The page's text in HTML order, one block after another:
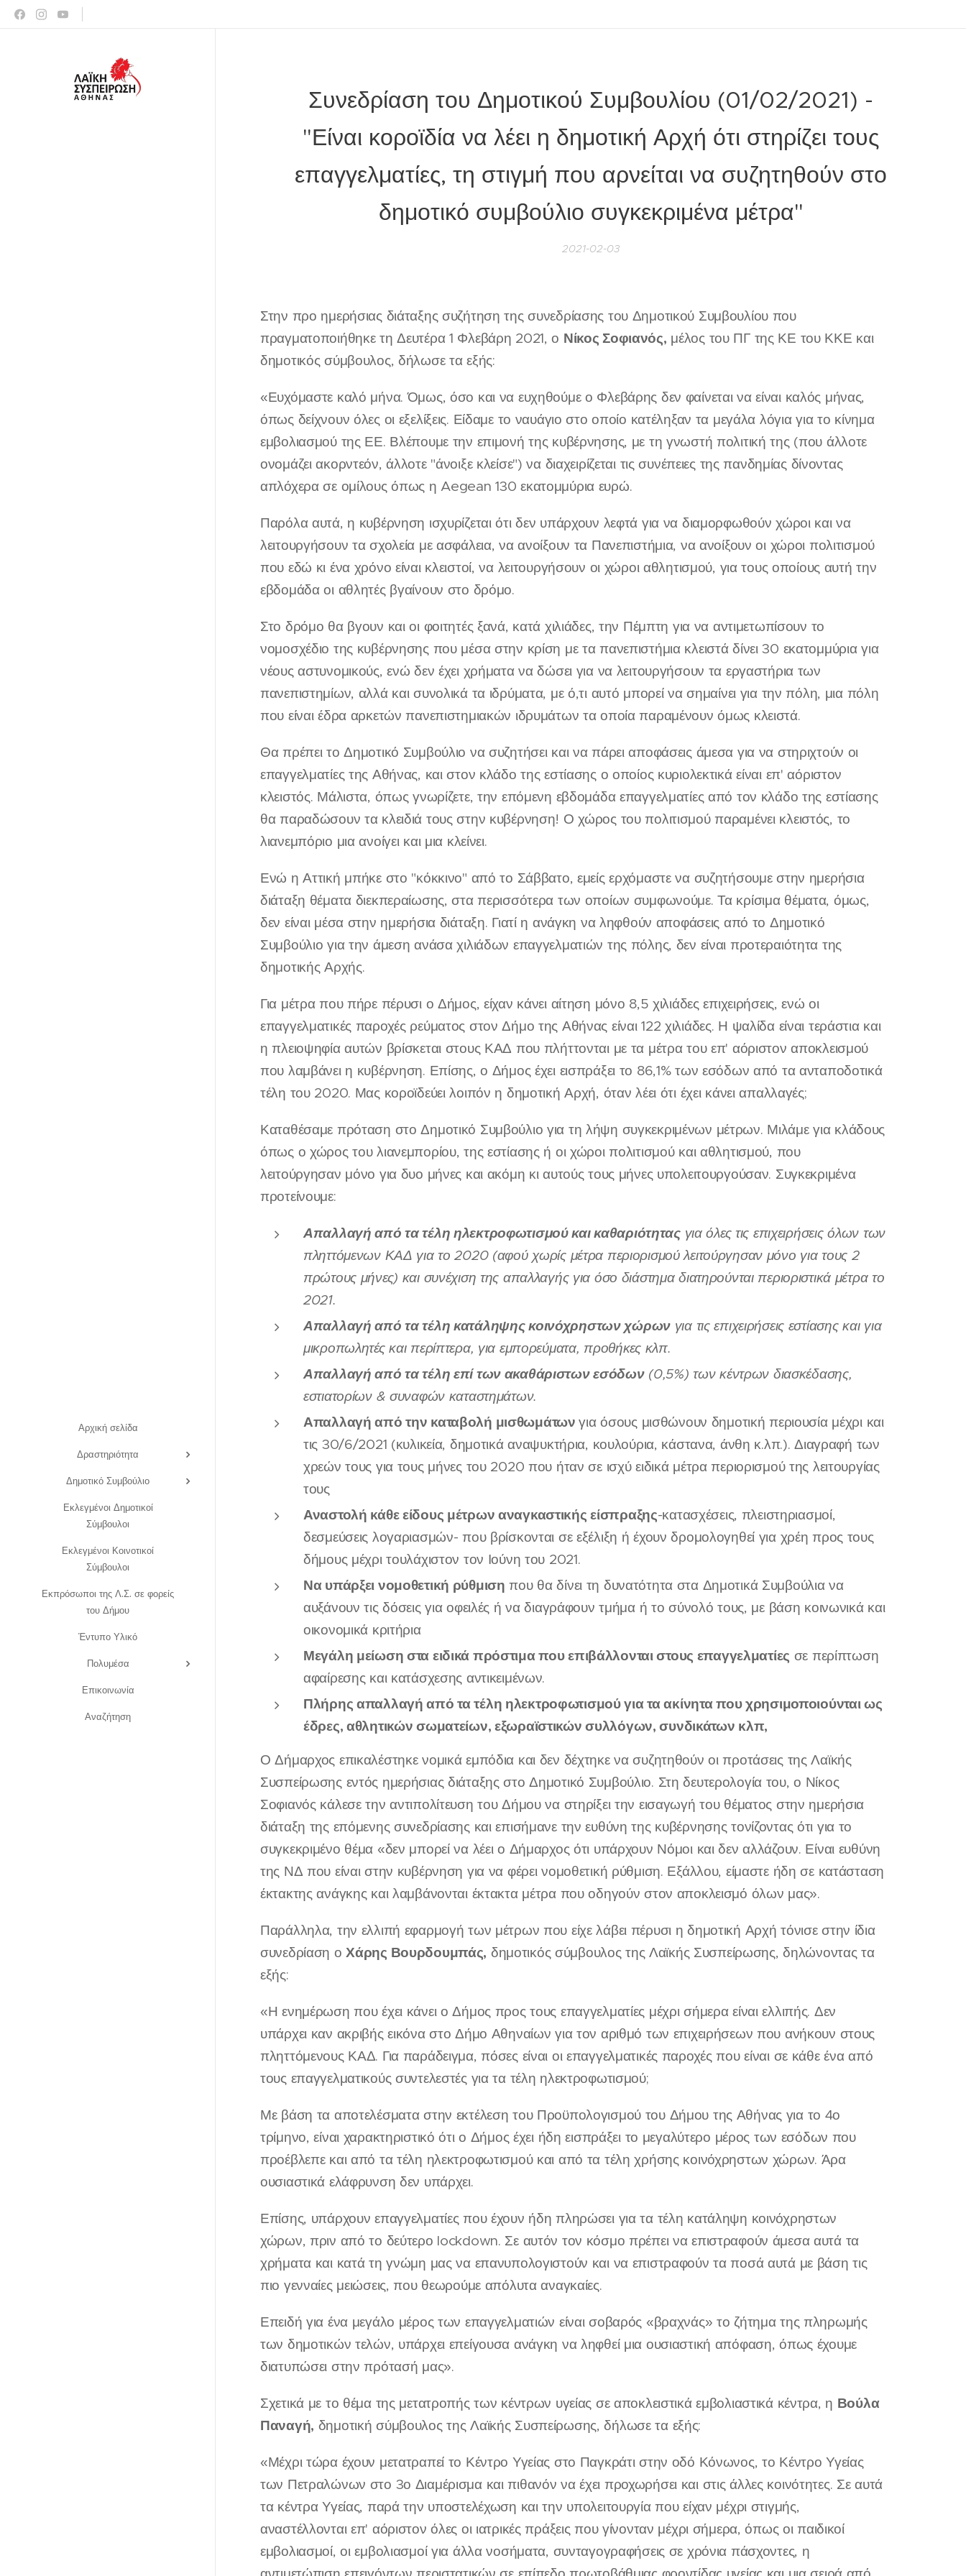
Αρχική σελίδα
Δραστηριότητα
Δημοτικό Συμβούλιο
Εκλεγμένοι Δημοτικοί
Σύμβουλοι
Εκλεγμένοι Κοινοτικοί
Σύμβουλοι
Εκπρόσωποι της Λ.Σ. σε φορείς
του Δήμου
Έντυπο Υλικό
Πολυμέσα
Επικοινωνία
Αναζήτηση
Συνεδρίαση του Δημοτικού Συμβουλίου (01/02/2021) -
"Είναι κοροϊδία να λέει η δημοτική Αρχή ότι στηρίζει τους
επαγγελματίες, τη στιγμή που αρνείται να συζητηθούν στο
δημοτικό συμβούλιο συγκεκριμένα μέτρα"
2021-02-03
Στην προ ημερήσιας διάταξης συζήτηση της συνεδρίασης του Δημοτικού Συμβουλίου που
πραγματοποιήθηκε τη Δευτέρα 1 Φλεβάρη 2021, ο Νίκος Σοφιανός, μέλος του ΠΓ της ΚΕ του ΚΚΕ και
δημοτικός σύμβουλος, δήλωσε τα εξής:
«Ευχόμαστε καλό μήνα. Όμως, όσο και να ευχηθούμε ο Φλεβάρης δεν φαίνεται να είναι καλός μήνας,
όπως δείχνουν όλες οι εξελίξεις. Είδαμε το ναυάγιο στο οποίο κατέληξαν τα μεγάλα λόγια για το κίνημα
εμβολιασμού της ΕΕ. Βλέπουμε την επιμονή της κυβέρνησης, με τη γνωστή πολιτική της (που άλλοτε
ονομάζει ακορντεόν, άλλοτε "άνοιξε κλείσε") να διαχειρίζεται τις συνέπειες της πανδημίας δίνοντας
απλόχερα σε ομίλους όπως η Aegean 130 εκατομμύρια ευρώ.
Παρόλα αυτά, η κυβέρνηση ισχυρίζεται ότι δεν υπάρχουν λεφτά για να διαμορφωθούν χώροι και να
λειτουργήσουν τα σχολεία με ασφάλεια, να ανοίξουν τα Πανεπιστήμια, να ανοίξουν οι χώροι πολιτισμού
που εδώ κι ένα χρόνο είναι κλειστοί, να λειτουργήσουν οι χώροι αθλητισμού, για τους οποίους αυτή την
εβδομάδα οι αθλητές βγαίνουν στο δρόμο.
Στο δρόμο θα βγουν και οι φοιτητές ξανά, κατά χιλιάδες, την Πέμπτη για να αντιμετωπίσουν το
νομοσχέδιο της κυβέρνησης που μέσα στην κρίση με τα πανεπιστήμια κλειστά δίνει 30 εκατομμύρια για
νέους αστυνομικούς, ενώ δεν έχει χρήματα να δώσει για να λειτουργήσουν τα εργαστήρια των
πανεπιστημίων, αλλά και συνολικά τα ιδρύματα, με ό,τι αυτό μπορεί να σημαίνει για την πόλη, μια πόλη
που είναι έδρα αρκετών πανεπιστημιακών ιδρυμάτων τα οποία παραμένουν όμως κλειστά.
Θα πρέπει το Δημοτικό Συμβούλιο να συζητήσει και να πάρει αποφάσεις άμεσα για να στηριχτούν οι
επαγγελματίες της Αθήνας, και στον κλάδο της εστίασης ο οποίος κυριολεκτικά είναι επ' αόριστον
κλειστός. Μάλιστα, όπως γνωρίζετε, την επόμενη εβδομάδα επαγγελματίες από τον κλάδο της εστίασης
θα παραδώσουν τα κλειδιά τους στην κυβέρνηση! Ο χώρος του πολιτισμού παραμένει κλειστός, το
λιανεμπόριο μια ανοίγει και μια κλείνει.
Ενώ η Αττική μπήκε στο "κόκκινο" από το Σάββατο, εμείς ερχόμαστε να συζητήσουμε στην ημερήσια
διάταξη θέματα διεκπεραίωσης, στα περισσότερα των οποίων συμφωνούμε. Τα κρίσιμα θέματα, όμως,
δεν είναι μέσα στην ημερήσια διάταξη. Γιατί η ανάγκη να ληφθούν αποφάσεις από το Δημοτικό
Συμβούλιο για την άμεση ανάσα χιλιάδων επαγγελματιών της πόλης, δεν είναι προτεραιότητα της
δημοτικής Αρχής.
Για μέτρα που πήρε πέρυσι ο Δήμος, είχαν κάνει αίτηση μόνο 8,5 χιλιάδες επιχειρήσεις, ενώ οι
επαγγελματικές παροχές ρεύματος στον Δήμο της Αθήνας είναι 122 χιλιάδες. Η ψαλίδα είναι τεράστια και
η πλειοψηφία αυτών βρίσκεται στους ΚΑΔ που πλήττονται με τα μέτρα του επ' αόριστον αποκλεισμού
που λαμβάνει η κυβέρνηση. Επίσης, ο Δήμος έχει εισπράξει το 86,1% των εσόδων από τα ανταποδοτικά
τέλη του 2020. Μας κοροϊδεύει λοιπόν η δημοτική Αρχή, όταν λέει ότι έχει κάνει απαλλαγές;
Καταθέσαμε πρόταση στο Δημοτικό Συμβούλιο για τη λήψη συγκεκριμένων μέτρων. Μιλάμε για κλάδους
όπως ο χώρος του λιανεμπορίου, της εστίασης ή οι χώροι πολιτισμού και αθλητισμού, που
λειτούργησαν μόνο για δυο μήνες και ακόμη κι αυτούς τους μήνες υπολειτουργούσαν. Συγκεκριμένα
προτείνουμε:
Απαλλαγή από τα τέλη ηλεκτροφωτισμού και καθαριότηταςγια όλες τις επιχειρήσεις όλων των
πληττόμενων ΚΑΔ για το 2020 (αφού χωρίς μέτρα περιορισμού λειτούργησαν μόνο για τους 2
πρώτους μήνες) και συνέχιση της απαλλαγής για όσο διάστημα διατηρούνται περιοριστικά μέτρα το
2021.
Απαλλαγή από τα τέλη κατάληψης κοινόχρηστων χώρων για τις επιχειρήσεις εστίασης και για
μικροπωλητές και περίπτερα, για εμπορεύματα, προθήκες κλπ.
Απαλλαγή από τα τέλη επί των ακαθάριστων εσόδων(0,5%) των κέντρων διασκέδασης,
εστιατορίων & συναφών καταστημάτων.
Απαλλαγή από την καταβολή μισθωμάτωνγια όσους μισθώνουν δημοτική περιουσία μέχρι και
τις 30/6/2021 (κυλικεία, δημοτικά αναψυκτήρια, κουλούρια, κάστανα, άνθη κ.λπ.). Διαγραφή των
χρεών τους για τους μήνες του 2020 που ήταν σε ισχύ ειδικά μέτρα περιορισμού της λειτουργίας
τους
Αναστολή κάθε είδους μέτρων αναγκαστικής είσπραξης-κατασχέσεις, πλειστηριασμοί,
δεσμεύσεις λογαριασμών- που βρίσκονται σε εξέλιξη ή έχουν δρομολογηθεί για χρέη προς τους
δήμους μέχρι τουλάχιστον τον Ιούνη του 2021.
Να υπάρξει νομοθετική ρύθμιση που θα δίνει τη δυνατότητα στα Δημοτικά Συμβούλια να
αυξάνουν τις δόσεις για οφειλές ή να διαγράφουν τμήμα ή το σύνολό τους, με βάση κοινωνικά και
οικονομικά κριτήρια
Μεγάλη μείωση στα ειδικά πρόστιμα που επιβάλλονται στους επαγγελματίες σε περίπτωση
αφαίρεσης και κατάσχεσης αντικειμένων.
Πλήρης απαλλαγή από τα τέλη ηλεκτροφωτισμού για τα ακίνητα που χρησιμοποιούνται ως
έδρες, αθλητικών σωματείων, εξωραϊστικών συλλόγων, συνδικάτων κλπ,
Ο Δήμαρχος επικαλέστηκε νομικά εμπόδια και δεν δέχτηκε να συζητηθούν οι προτάσεις της Λαϊκής
Συσπείρωσης εντός ημερήσιας διάταξης στο Δημοτικό Συμβούλιο. Στη δευτερολογία του, ο Νίκος
Σοφιανός κάλεσε την αντιπολίτευση του Δήμου να στηρίξει την εισαγωγή του θέματος στην ημερήσια
διάταξη της επόμενης συνεδρίασης και επισήμανε την ευθύνη της κυβέρνησης τονίζοντας ότι για το
συγκεκριμένο θέμα «δεν μπορεί να λέει ο Δήμαρχος ότι υπάρχουν Νόμοι και δεν αλλάζουν. Είναι ευθύνη
της ΝΔ που είναι στην κυβέρνηση για να φέρει νομοθετική ρύθμιση. Εξάλλου, είμαστε ήδη σε κατάσταση
έκτακτης ανάγκης και λαμβάνονται έκτακτα μέτρα που οδηγούν στον αποκλεισμό όλων μας».
Παράλληλα, την ελλιπή εφαρμογή των μέτρων που είχε λάβει πέρυσι η δημοτική Αρχή τόνισε στην ίδια
συνεδρίαση οΧάρης Βουρδουμπάς, δημοτικός σύμβουλος της Λαϊκής Συσπείρωσης, δηλώνοντας τα
εξής:
«Η ενημέρωση που έχει κάνει ο Δήμος προς τους επαγγελματίες μέχρι σήμερα είναι ελλιπής. Δεν
υπάρχει καν ακριβής εικόνα στο Δήμο Αθηναίων για τον αριθμό των επιχειρήσεων που ανήκουν στους
πληττόμενους ΚΑΔ. Για παράδειγμα, πόσες είναι οι επαγγελματικές παροχές που είναι σε κάθε ένα από
τους επαγγελματικούς συντελεστές για τα τέλη ηλεκτροφωτισμού;
Με βάση τα αποτελέσματα στην εκτέλεση του Προϋπολογισμού του Δήμου της Αθήνας για το 4ο
τρίμηνο, είναι χαρακτηριστικό ότι ο Δήμος έχει ήδη εισπράξει το μεγαλύτερο μέρος των εσόδων που
προέβλεπε και από τα τέλη ηλεκτροφωτισμού και από τα τέλη χρήσης κοινόχρηστων χώρων. Άρα
ουσιαστικά ελάφρυνση δεν υπάρχει.
Επίσης, υπάρχουν επαγγελματίες που έχουν ήδη πληρώσει για τα τέλη κατάληψη κοινόχρηστων
χώρων, πριν από το δεύτερο lockdown. Σε αυτόν τον κόσμο πρέπει να επιστραφούν άμεσα αυτά τα
χρήματα και κατά τη γνώμη μας να επανυπολογιστούν και να επιστραφούν τα ποσά αυτά με βάση τις
πιο γενναίες μειώσεις, που θεωρούμε απόλυτα αναγκαίες.
Επειδή για ένα μεγάλο μέρος των επαγγελματιών είναι σοβαρός «βραχνάς» το ζήτημα της πληρωμής
των δημοτικών τελών, υπάρχει επείγουσα ανάγκη να ληφθεί μια ουσιαστική απόφαση, όπως έχουμε
διατυπώσει στην πρότασή μας».
Σχετικά με το θέμα της μετατροπής των κέντρων υγείας σε αποκλειστικά εμβολιαστικά κέντρα, η Βούλα
Παναγή, δημοτική σύμβουλος της Λαϊκής Συσπείρωσης, δήλωσε τα εξής:
«Μέχρι τώρα έχουν μετατραπεί το Κέντρο Υγείας στο Παγκράτι στην οδό Κόνωνος, το Κέντρο Υγείας
των Πετραλώνων στο 3ο Διαμέρισμα και πιθανόν να έχει προχωρήσει και στις άλλες κοινότητες. Σε αυτά
τα κέντρα Υγείας, παρά την υποστελέχωση και την υπολειτουργία που είχαν μέχρι στιγμής,
αναστέλλονται επ' αόριστον όλες οι ιατρικές πράξεις που γίνονταν μέχρι σήμερα, όπως οι παιδικοί
εμβολιασμοί, οι εμβολιασμοί για άλλα νοσήματα, συνταγογραφήσεις σε χρόνια πάσχοντες, η